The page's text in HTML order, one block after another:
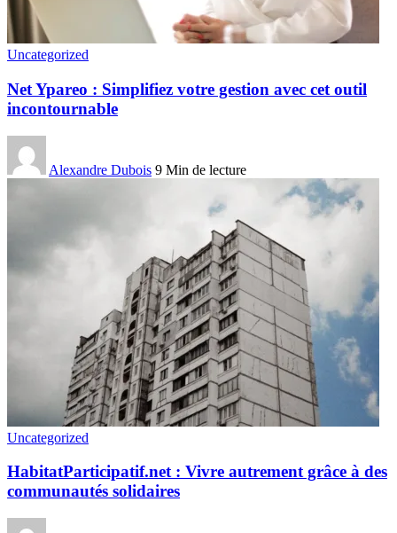
Uncategorized
Net Ypareo : Simplifiez votre gestion avec cet outil
incontournable
Alexandre Dubois 9 Min de lecture
Uncategorized
HabitatParticipatif.net : Vivre autrement grâce à des
communautés solidaires